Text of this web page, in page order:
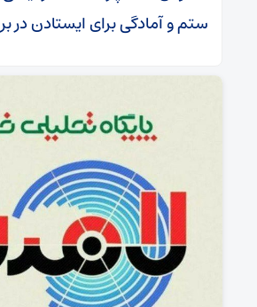
ستم و آمادگی برای ایستادن در